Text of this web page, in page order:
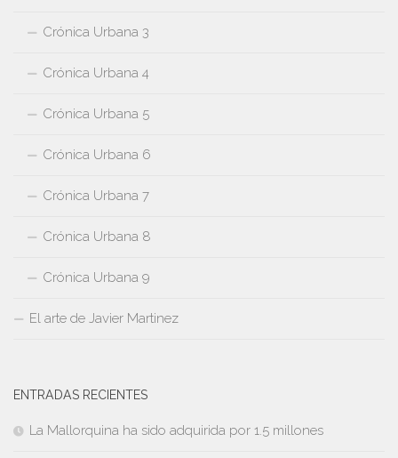
Crónica Urbana 3
Crónica Urbana 4
Crónica Urbana 5
Crónica Urbana 6
Crónica Urbana 7
Crónica Urbana 8
Crónica Urbana 9
El arte de Javier Martinez
ENTRADAS RECIENTES
La Mallorquina ha sido adquirida por 1.5 millones